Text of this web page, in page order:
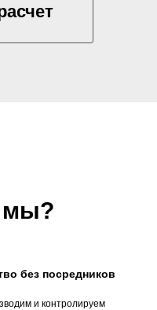
мы?
без посредников
и контролируем